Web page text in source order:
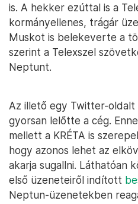
is. A hekker ezúttal is a
kormányellenes, trágár
Muskot is belekeverte a
szerint a Telexszel
Neptunt.
Az illető egy Twitter-
gyorsan lelőtte a cég.
mellett a KRÉTA is
hogy azonos lehet az
akarja sugallni. Láthatóan
első üzeneteiről indított
Neptun-üzenetekben